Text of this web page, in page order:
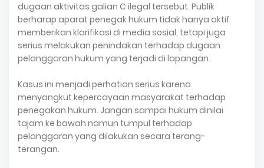
dugaan aktivitas galian C ilegal tersebut. Publik
berharap aparat penegak hukum tidak hanya aktif
memberikan klarifikasi di media sosial, tetapi juga
serius melakukan penindakan terhadap dugaan
pelanggaran hukum yang terjadi di lapangan.
Kasus ini menjadi perhatian serius karena
menyangkut kepercayaan masyarakat terhadap
penegakan hukum. Jangan sampai hukum dinilai
tajam ke bawah namun tumpul terhadap
pelanggaran yang dilakukan secara terang-
terangan.